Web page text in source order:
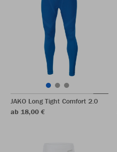
JAKO Long Tight Comfort 2.0
ab 18,00 €